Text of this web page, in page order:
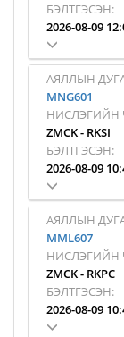
БЭЛТГЭСЭН:
2026-08-09
АЯЛЛЫН
MNG601
НИСЛЭГИЙН
ZMCK- RKSI
БЭЛТГЭСЭН:
2026-08-09
АЯЛЛЫН
MML607
НИСЛЭГИЙН
ZMCK- RKPC
БЭЛТГЭСЭН:
2026-08-09